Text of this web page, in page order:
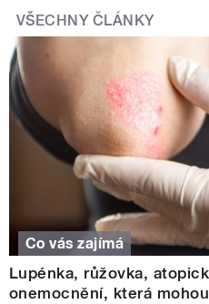
VŠECHNY ČLÁNKY
Co vás zajímá
Lupénka, růžovka,
onemocnění, která